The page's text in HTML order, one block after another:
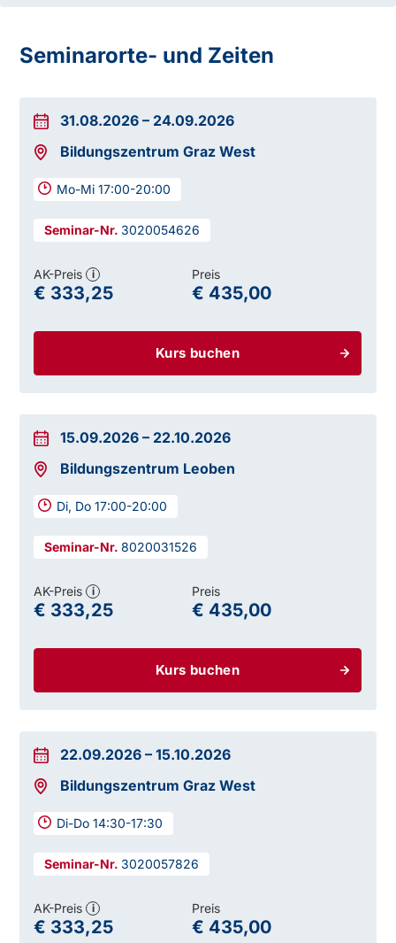
Seminarorte- und Zeiten
31.08.2026 – 24.09.2026
Bildungszentrum Graz West
Mo-Mi 17:00-20:00
3020054626
Kurs buchen
AK-Preis i
€ 333,25
Preis
€ 435,00
15.09.2026 – 22.10.2026
Bildungszentrum Leoben
Di, Do 17:00-20:00
8020031526
Kurs buchen
AK-Preis i
€ 333,25
Preis
€ 435,00
22.09.2026 –15.10.2026
Bildungszentrum Graz West
Di-Do 14:30-17:30
3020057826
AK-Preis i
€ 333,25
Preis
€ 435,00